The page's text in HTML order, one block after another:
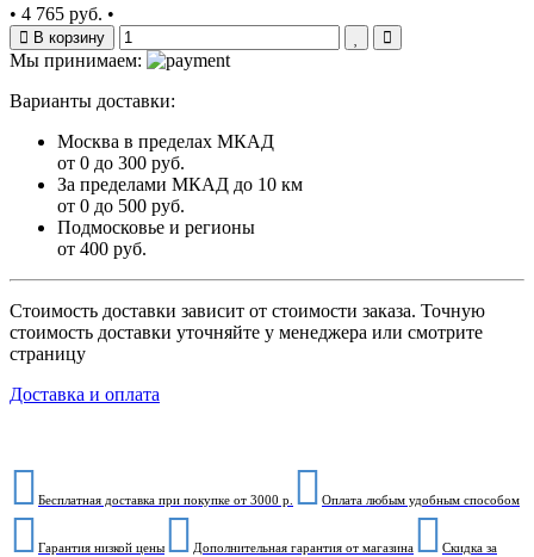
• 4 765 руб. •
В корзину
Мы принимаем:
Варианты доставки:
Москва в пределах МКАД
от 0 до 300 руб.
За пределами МКАД до 10 км
от 0 до 500 руб.
Подмосковье и регионы
от 400 руб.
Стоимость доставки зависит от стоимости заказа. Точную
стоимость доставки уточняйте у менеджера или смотрите
страницу
Доставка и оплата
Бесплатная доставка при покупке от 3000 р. Оплата любым удобным способом
Гарантия низкой цены Дополнительная гарантия от магазина Скидка за